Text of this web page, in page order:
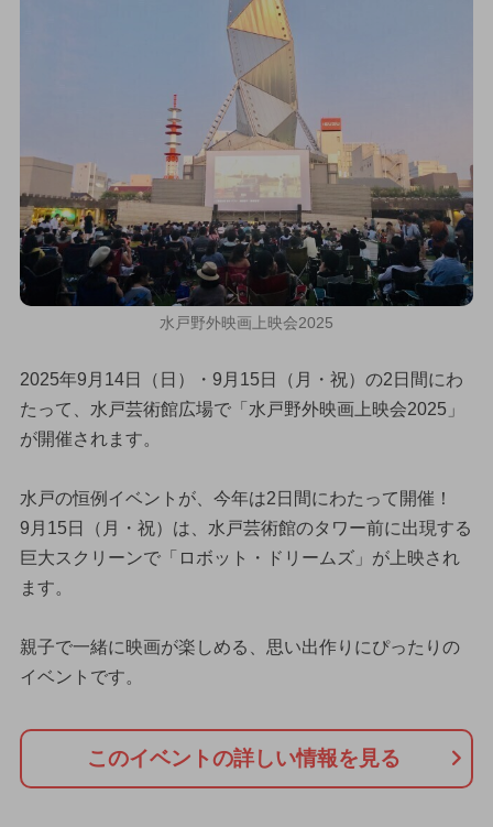
水戸野外映画上映会2025
2025年9月14日（日）・9月15日（月・祝）の2日間にわ
たって、水戸芸術館広場で「水戸野外映画上映会2025」
が開催されます。
水戸の恒例イベントが、今年は2日間にわたって開催！
9月15日（月・祝）は、水戸芸術館のタワー前に出現する
巨大スクリーンで「ロボット・ドリームズ」が上映され
ます。
親子で一緒に映画が楽しめる、思い出作りにぴったりの
イベントです。
このイベントの詳しい情報を見る